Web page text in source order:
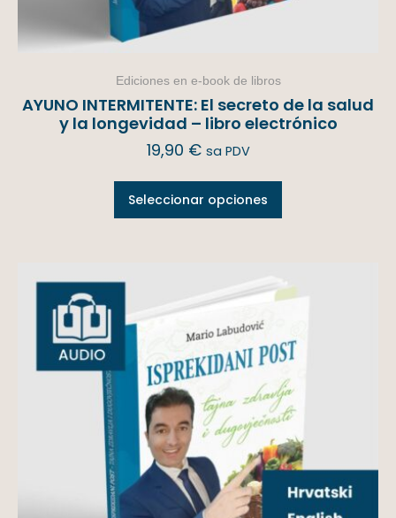
Ediciones en e-book de libros
AYUNO INTERMITENTE: El secreto de la salud
y la longevidad – libro electrónico
19,90 € sa PDV
Seleccionar opciones